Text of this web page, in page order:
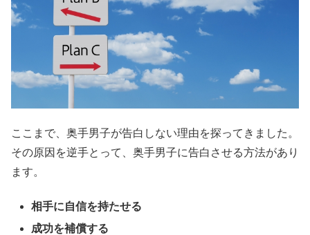
ここまで、奥手男子が告白しない理由を探ってきました。
その原因を逆手とって、奥手男子に告白させる方法があり
ます。
相手に自信を持たせる
成功を補償する